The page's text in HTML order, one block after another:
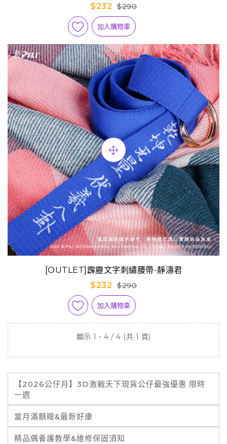
$232
$290
加入購物車
[OUTLET]霹靂文字刺繡腰帶-靜濤君
$232
$290
加入購物車
顯示 1 - 4 / 4 (共 1 頁)
【2026公仔月】3D激戰天下現貨公仔最強優惠 限時
一週
當月滿額贈&最新好康
精品偶養護教學&維修保固須知